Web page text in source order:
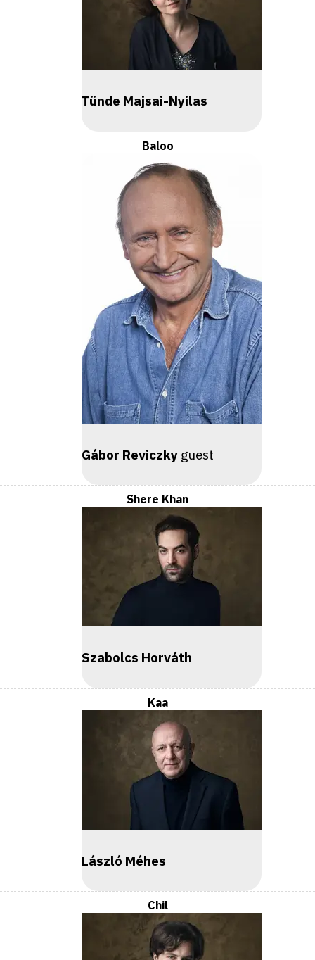
Tünde Majsai-Nyilas
Baloo
Gábor Reviczky guest
Shere Khan
Szabolcs Horváth
Kaa
László Méhes
Chil